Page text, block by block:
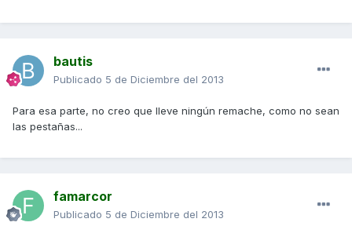
bautis
Publicado 5 de Diciembre del 2013
Para esa parte, no creo que lleve ningún remache, como no sean
las pestañas...
famarcor
Publicado 5 de Diciembre del 2013